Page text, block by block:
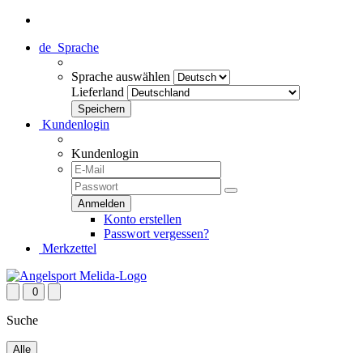
de Sprache
Sprache auswählen
Lieferland
Kundenlogin
Kundenlogin
Konto erstellen
Passwort vergessen?
Merkzettel
0
Suche
Alle